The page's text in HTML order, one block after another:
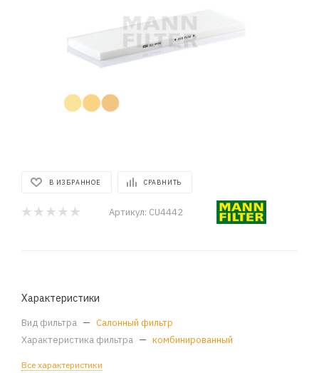
В ИЗБРАННОЕ СРАВНИТЬ
Артикул: CU4442
Характеристики
Вид фильтра — Салонный фильтр
Характеристика фильтра — комбинированный
Все характеристики